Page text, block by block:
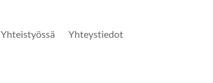
Yhteistyössä
Yhteystiedot